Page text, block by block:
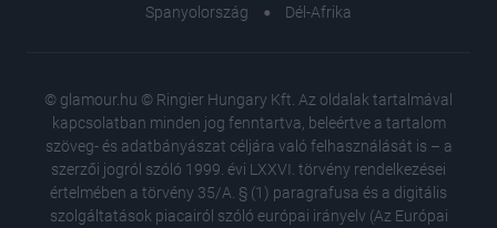
Spanyolország
Dél-Afrika
© glamour.hu © Ringier Hungary Kft. Az oldalak tartalmával
kapcsolatban minden jog fenntartva, beleértve a tartalom
szöveg- és adatbányászat céljára való felhasználását is – a
szerzői jogról szóló 1999. évi LXXVI. törvény rendelkezései
értelmében a törvény 35/A. § (1) paragrafusa és a digitális
szolgáltatások piacairól szóló európai irányelv (Az Európai